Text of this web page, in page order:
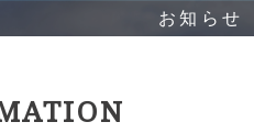
お知らせ